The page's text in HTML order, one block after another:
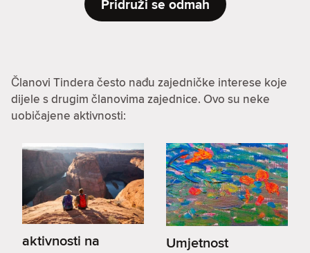
Pridruži se odmah
Članovi Tindera često nađu zajedničke interese koje
dijele s drugim članovima zajednice. Ovo su neke
uobičajene aktivnosti:
aktivnosti na
Umjetnost